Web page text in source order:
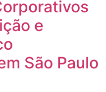
e
São Paulo